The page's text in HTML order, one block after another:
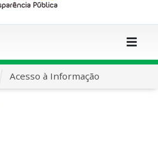
Acesso à Informação